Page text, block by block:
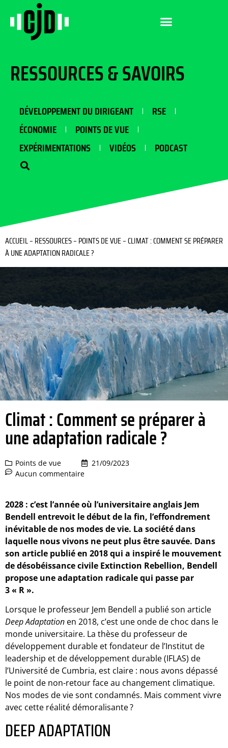
RESSOURCES & SAVOIRS
DÉVELOPPEMENT DU DIRIGEANT
RSE
ÉCONOMIE
POINTS DE VUE
EXPÉRIMENTATIONS
VIDÉOS PODCAST
ACCUEIL– RESSOURCES– POINTS DE VUE–CLIMAT : COMMENT SE PRÉPARER
À UNE ADAPTATION RADICALE ?
Climat : Comment se préparer à
une adaptation radicale ?
Points de vue
21/09/2023
Aucun commentaire
2028 : c’est l’année où l’universitaire anglais Jem
Bendell entrevoit le début de la fin, l’effondrement
inévitable de nos modes de vie. La société dans
laquelle nous vivons ne peut plus être sauvée. Dans
son article publié en 2018 qui a inspiré le mouvement
de désobéissance civile Extinction Rebellion, Bendell
propose une adaptation radicale qui passe par
3 « R ».
Lorsque le professeur Jem Bendell a publié son article
Deep Adaptation en 2018, c’est une onde de choc dans le
monde universitaire. La thèse du professeur de
développement durable et fondateur de l’Institut de
leadership et de développement durable (IFLAS) de
l’Université de Cumbria, est claire : nous avons dépassé
le point de non-retour face au changement climatique.
Nos modes de vie sont condamnés. Mais comment vivre
avec cette réalité démoralisante ?
DEEP ADAPTATION